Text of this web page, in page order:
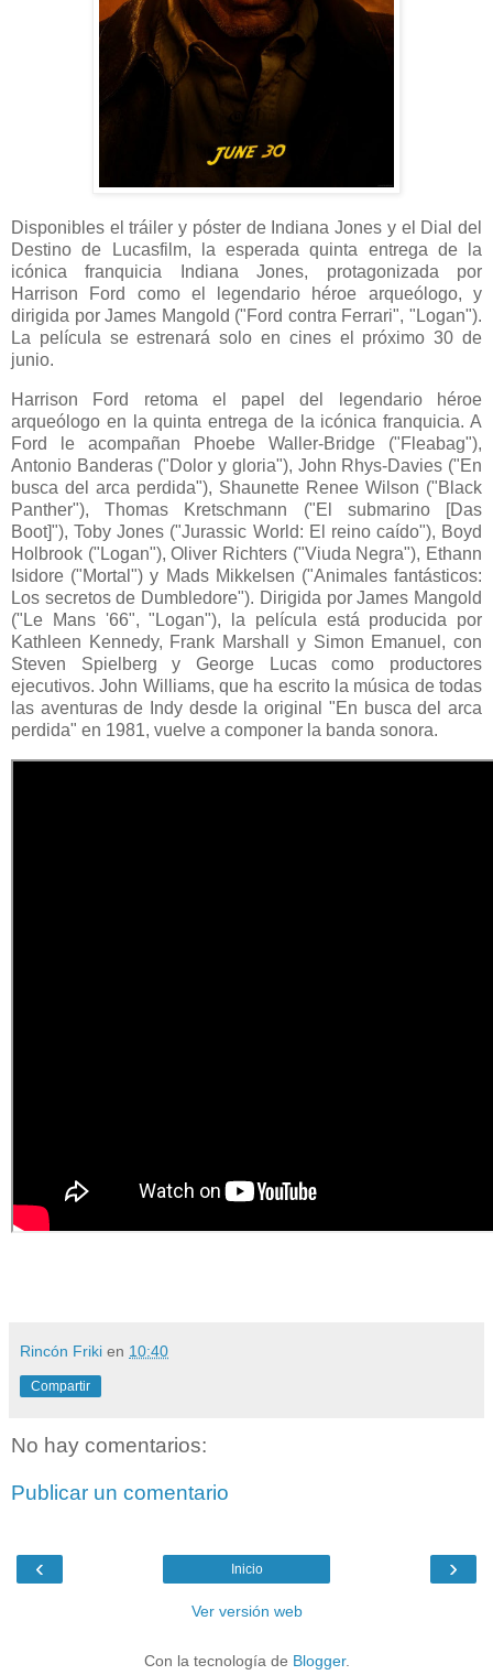
Disponibles el tráiler y póster de Indiana Jones y el Dial del
Destino de Lucasfilm, la esperada quinta entrega de la
icónica franquicia Indiana Jones, protagonizada por
Harrison Ford como el legendario héroe arqueólogo, y
dirigida por James Mangold ("Ford contra Ferrari", "Logan").
La película se estrenará solo en cines el próximo 30 de
junio.
Harrison Ford retoma el papel del legendario héroe
arqueólogo en la quinta entrega de la icónica franquicia. A
Ford le acompañan Phoebe Waller-Bridge ("Fleabag"),
Antonio Banderas ("Dolor y gloria"), John Rhys-Davies ("En
busca del arca perdida"), Shaunette Renee Wilson ("Black
Panther"), Thomas Kretschmann ("El submarino [Das
Boot]"), Toby Jones ("Jurassic World: El reino caído"), Boyd
Holbrook ("Logan"), Oliver Richters ("Viuda Negra"), Ethann
Isidore ("Mortal") y Mads Mikkelsen ("Animales fantásticos:
Los secretos de Dumbledore"). Dirigida por James Mangold
("Le Mans '66", "Logan"), la película está producida por
Kathleen Kennedy, Frank Marshall y Simon Emanuel, con
Steven Spielberg y George Lucas como productores
ejecutivos. John Williams, que ha escrito la música de todas
las aventuras de Indy desde la original "En busca del arca
perdida" en 1981, vuelve a componer la banda sonora.
Rincón Friki en 10:40
Compartir
No hay comentarios:
Publicar un comentario
‹ ›
Inicio
Ver versión web
Con la tecnología de Blogger.